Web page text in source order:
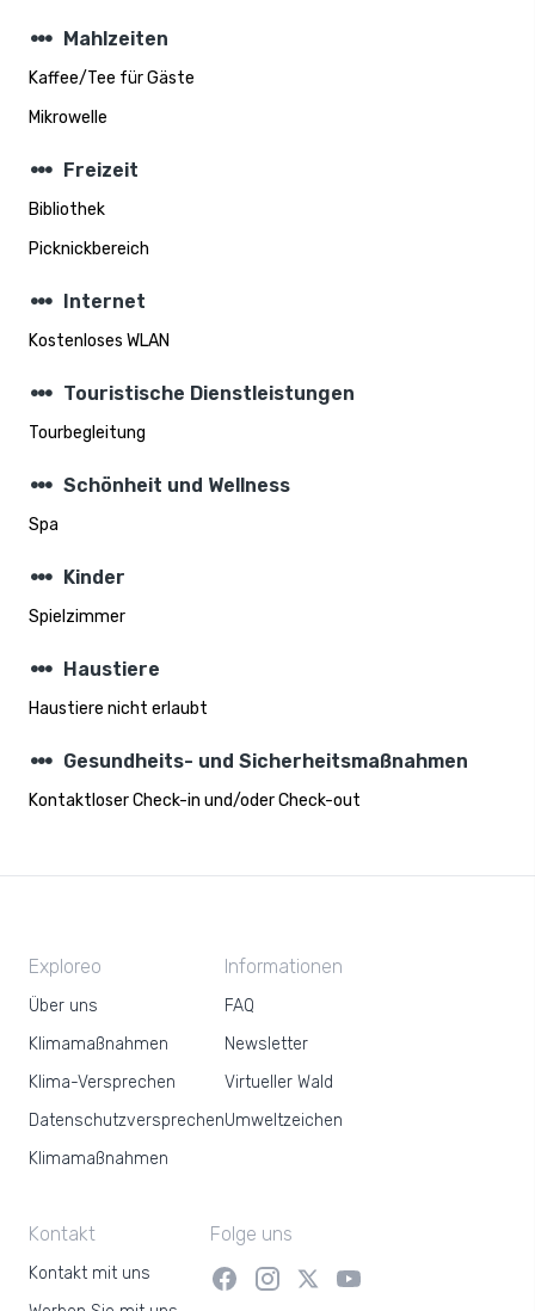
steppers Mahlzeiten
Kaffee/Tee für Gäste
Mikrowelle
steppers Freizeit
Bibliothek
Picknickbereich
steppers Internet
Kostenloses WLAN
steppers Touristische Dienstleistungen
Tourbegleitung
steppers Schönheit und Wellness
Spa
steppers Kinder
Spielzimmer
steppers Haustiere
Haustiere nicht erlaubt
steppers Gesundheits- und Sicherheitsmaßnahmen
Kontaktloser Check-in und/oder Check-out
Exploreo
Über uns
Klimamaßnahmen
Klima-Versprechen
Datenschutzversprechen
Klimamaßnahmen
Informationen
FAQ
Newsletter
Virtueller Wald
Umweltzeichen
Kontakt
Kontakt mit uns
Folge uns